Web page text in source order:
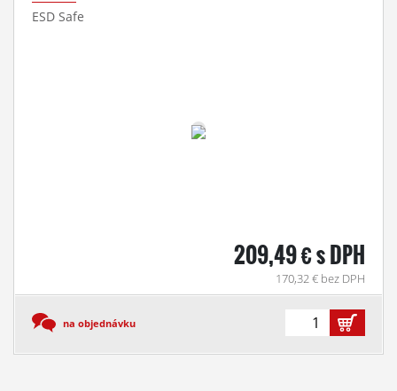
ESD Safe
209,49 € s DPH
170,32 € bez DPH
na objednávku